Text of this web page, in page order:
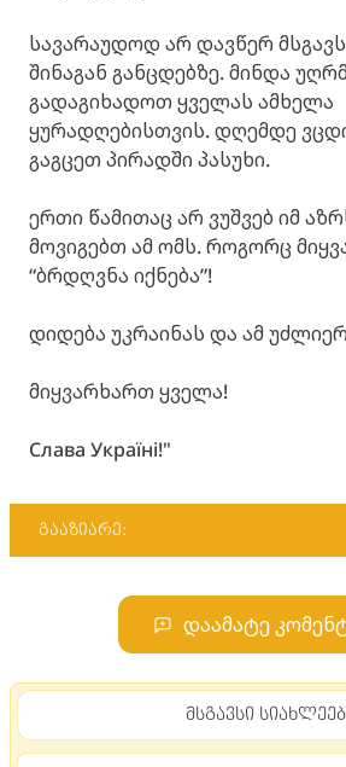
სავარაუდოდ არ დავწერ
შინაგან განცდებზე. მინდა
გადაგიხადოთ ყველას ამხელა
ყურადღებისთვის. დღემდე
გაგცეთ პირადში პასუხი.
ერთი წამითაც არ ვუშვებ იმ
მოვიგებთ ამ ომს. როგორც
“ბრდღვნა იქნება”!
დიდება უკრაინას და ამ
მიყვარხართ ყველა!
Слава Україні!"
გააზიარე:
დაამატე
მსგავსი